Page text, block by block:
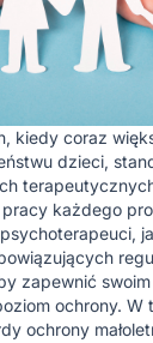
kiedy coraz
dzieci,
każdego
zapewnić swoim
ochrony. W
ochrony